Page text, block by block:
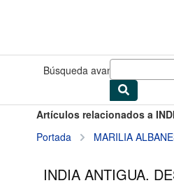
Búsqueda avanzada
Artículos relacionados a
Portada
MARILIA
INDIA ANTIGUA.